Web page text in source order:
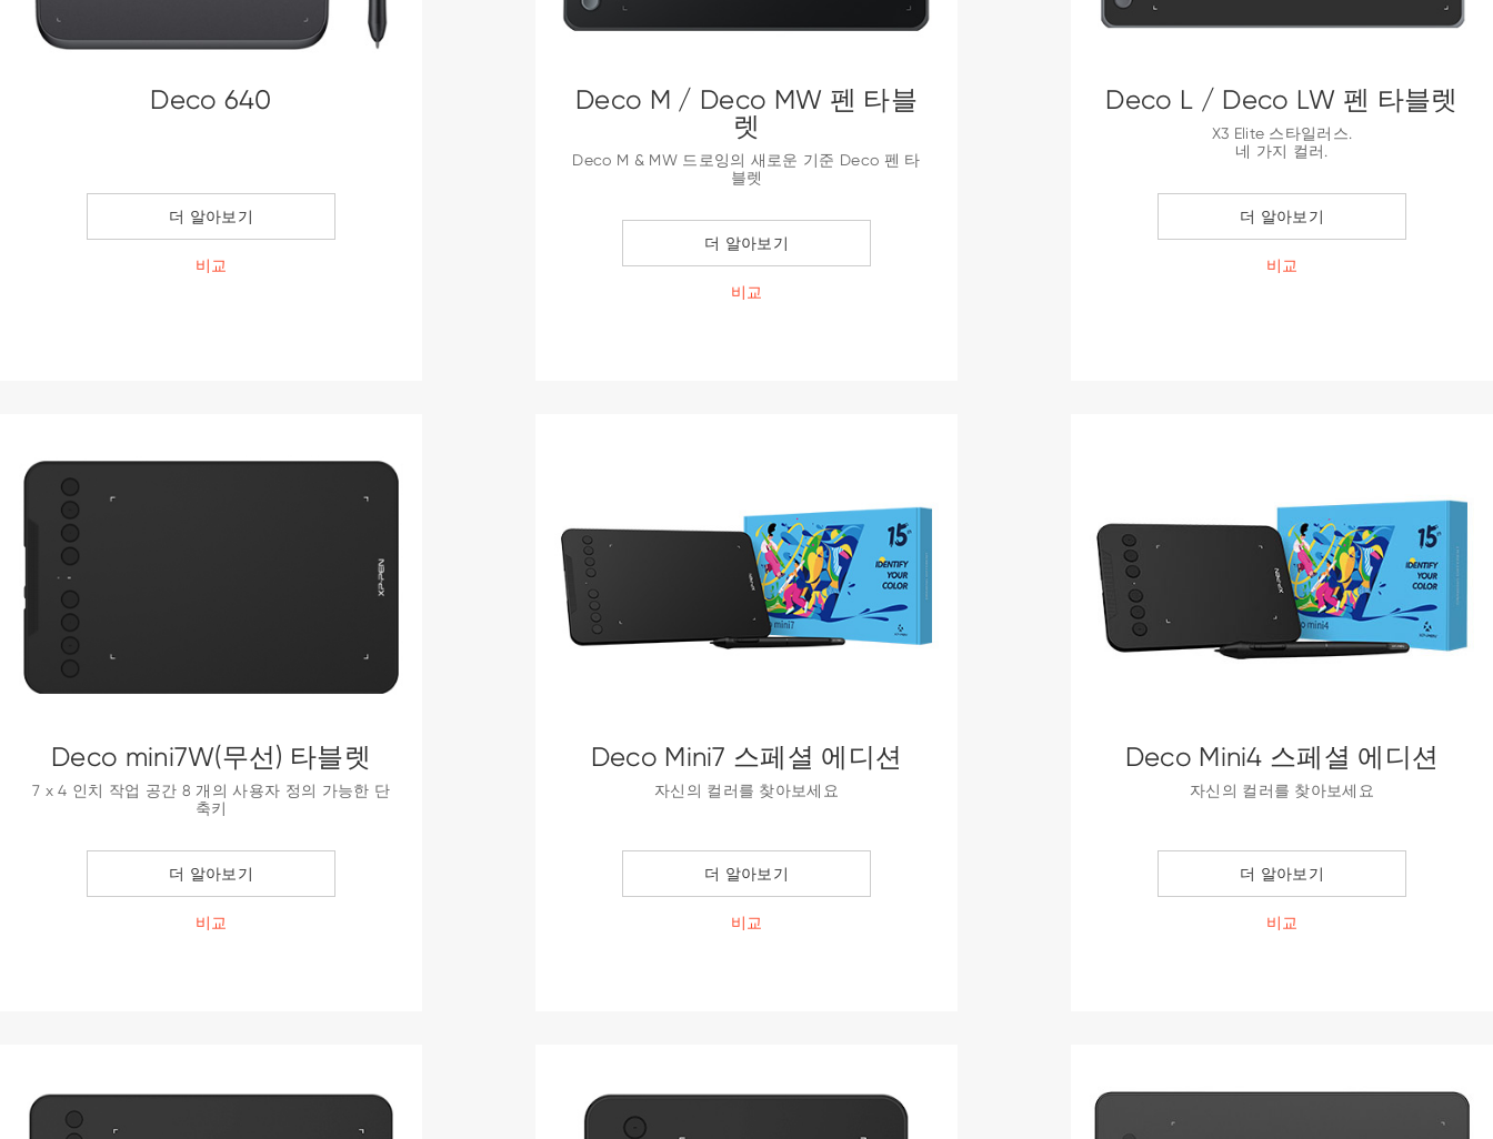
Deco 640
더 알아보기
비교
Deco M / Deco MW 펜 타블
렛
Deco M & MW 드로잉의 새로운 기준 Deco 펜 타
블렛
더 알아보기
비교
Deco L / Deco LW 펜 타블렛
X3 Elite 스타일러스.
네 가지 컬러.
더 알아보기
비교
Deco mini7W(무선) 타블렛
7 x 4 인치 작업 공간 8 개의 사용자 정의 가능한 단
축키
더 알아보기
비교
Deco Mini7 스페셜 에디션
자신의 컬러를 찾아보세요
더 알아보기
비교
Deco Mini4 스페셜 에디션
자신의 컬러를 찾아보세요
더 알아보기
비교